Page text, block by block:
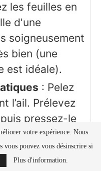
les feuilles en
d'une
soigneusement
bien (une
est idéale).
: Pelez
l’ail. Prélevez
pressez-le
jus.
une grande
d'olive à feu
votre expérience. Nous
vous pouvez vous désinscrire si
Plus d'information.